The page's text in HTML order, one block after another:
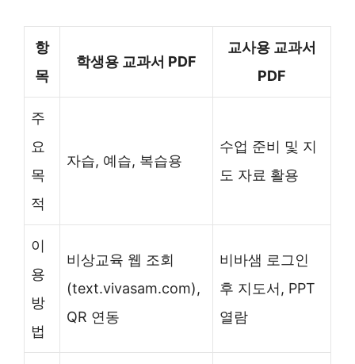
항
목
학생용 교과서 PDF
교사용 교과서
PDF
주
요
목
적
자습, 예습, 복습용
수업 준비 및 지
도 자료 활용
이
용
방
법
비상교육 웹 조회
(text.vivasam.com),
QR 연동
비바샘 로그인
후 지도서, PPT
열람